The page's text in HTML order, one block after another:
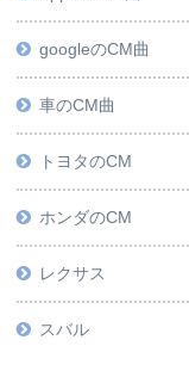
googleのCM曲
車のCM曲
トヨタのCM
ホンダのCM
レクサス
スバル